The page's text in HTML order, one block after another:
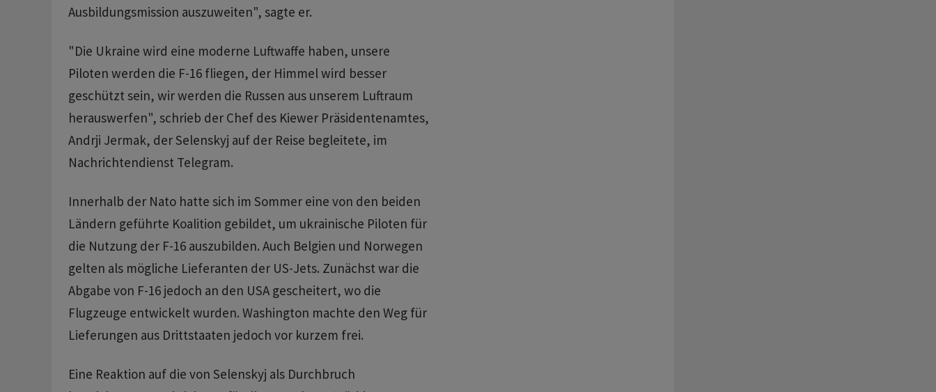
Ausbildungsmission auszuweiten", sagte er.
"Die Ukraine wird eine moderne Luftwaffe haben, unsere
Piloten werden die F-16 fliegen, der Himmel wird besser
geschützt sein, wir werden die Russen aus unserem Luftraum
herauswerfen", schrieb der Chef des Kiewer Präsidentenamtes,
Andrji Jermak, der Selenskyj auf der Reise begleitete, im
Nachrichtendienst Telegram.
Innerhalb der Nato hatte sich im Sommer eine von den beiden
Ländern geführte Koalition gebildet, um ukrainische Piloten für
die Nutzung der F-16 auszubilden. Auch Belgien und Norwegen
gelten als mögliche Lieferanten der US-Jets. Zunächst war die
Abgabe von F-16 jedoch an den USA gescheitert, wo die
Flugzeuge entwickelt wurden. Washington machte den Weg für
Lieferungen aus Drittstaaten jedoch vor kurzem frei.
Eine Reaktion auf die von Selenskyj als Durchbruch